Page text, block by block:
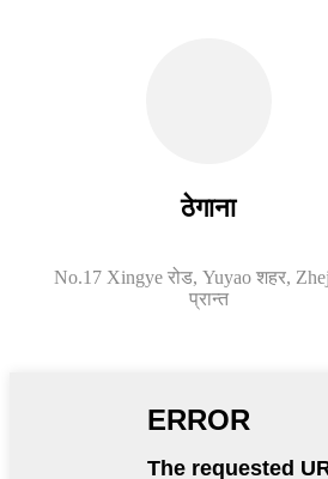
ठेगाना
No.17 Xingye रोड, Yuyao शहर,
प्रान्त